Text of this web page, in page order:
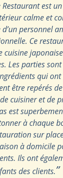
Restaurant est
calme et
personnel
Ce
cuisine
Les parties
qui ont
être repérés
cuisiner et de
est
à chaque
sur
à domicile
Ils ont
des clients.”